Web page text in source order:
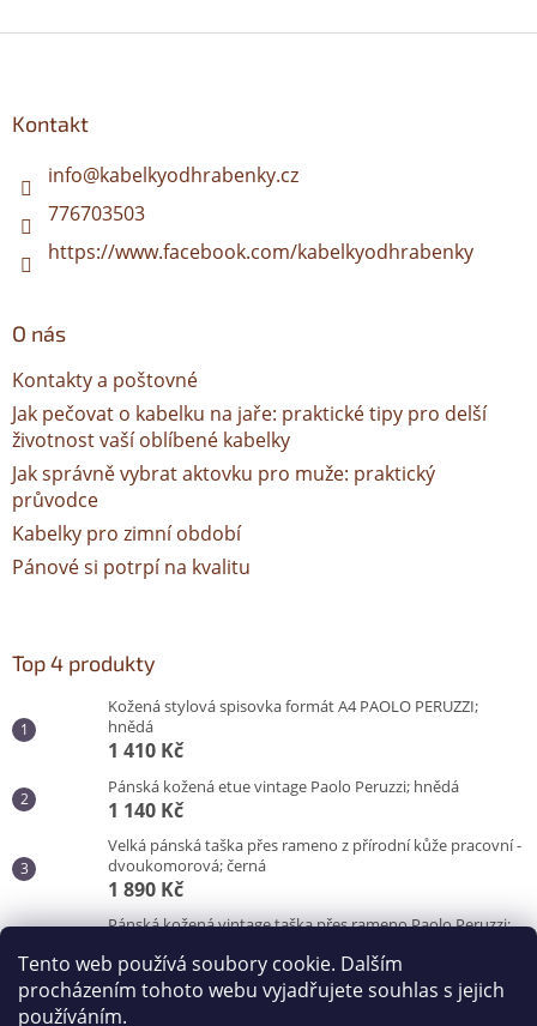
Tento web používá soubory cookie. Dalším
procházením tohoto webu vyjadřujete souhlas s jejich
používáním.
Kontakt
info@kabelkyodhrabenky.cz
776703503
https://www.facebook.com/kabelkyodhrabenky
O nás
Kontakty a poštovné
Jak pečovat o kabelku na jaře: praktické tipy pro delší
životnost vaší oblíbené kabelky
Jak správně vybrat aktovku pro muže: praktický
průvodce
Kabelky pro zimní období
Pánové si potrpí na kvalitu
Top 4 produkty
Kožená stylová spisovka formát A4 PAOLO PERUZZI;
hnědá
1 410 Kč
Pánská kožená etue vintage Paolo Peruzzi; hnědá
1 140 Kč
Velká pánská taška přes rameno z přírodní kůže pracovní -
dvoukomorová; černá
1 890 Kč
Pánská kožená vintage taška přes rameno Paolo Peruzzi;
3 100 Kč